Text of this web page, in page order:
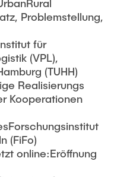
Problemstellung,
für
(VPL),
(TUHH)
Realisierungs
Kooperationen
(FiFo)
online:Eröffnung